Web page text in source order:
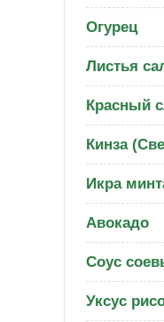
Огурец
Листья
Красный
Кинза
Икра
Авокадо
Соус
Уксус